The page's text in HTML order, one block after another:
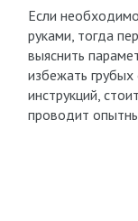
Если
руками, тогда
выяснить
избежать
инструкций,
проводит